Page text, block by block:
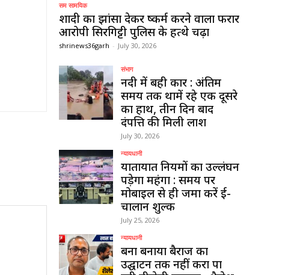
सम सामयिक
शादी का झांसा देकर दुष्कर्म करने वाला फरार
आरोपी सिरगिट्टी पुलिस के हत्थे चढ़ा
shrinews36garh - July 30, 2026
संभाग
नदी में बही कार : अंतिम
समय तक थामें रहे एक दूसरे
का हाथ, तीन दिन बाद
दंपत्ति की मिली लाश
July 30, 2026
न्यायधानी
यातायात नियमों का उल्लंघन
पड़ेगा महंगा : समय पर
मोबाइल से ही जमा करें ई-
चालान शुल्क
July 25, 2026
न्यायधानी
बना बनाया बैराज का
उद्घाटन तक नहीं करा पा